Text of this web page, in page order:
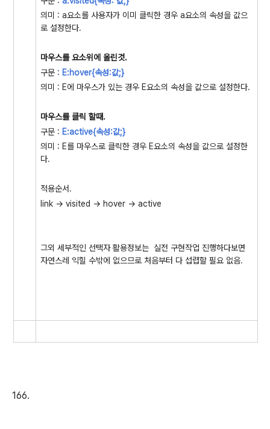
의미 : a요소를 사용자가 이미 클릭한 경우 a요소의 속성을 값으
로 설정한다.
마우스를 요소위에 올린것.
구문 : E:hover{속성:값;}
의미 : E에 마우스가 있는 경우 E요소의 속성을 값으로 설정한다.
마우스를 클릭 할때.
구문 : E:active{속성:값;}
의미 : E를 마우스로 클릭한 경우 E요소의 속성을 값으로 설정한
다.
적용순서.
link -> visited -> hover -> active
그외 세부적인 선택자 활용정보는 실전 구현작업 진행하다보면
자연스레 익힐 수밖에 없으므로 처음부터 다 섭렵할 필요 없음.
166.